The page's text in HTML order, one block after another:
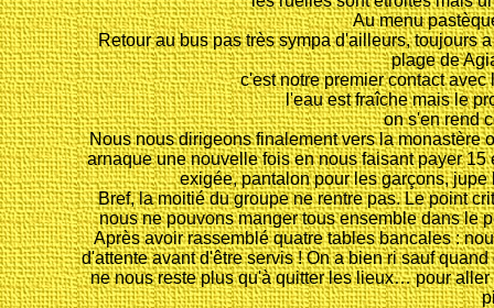
Au menu
Retour au bus pas très sympa d'ailleurs, toujours
plage de
c'est notre premier contact
l'eau est fraîche mais le
on s'en rend
Nous nous dirigeons finalement vers la monastère
arnaque une nouvelle fois en nous faisant payer
exigée, pantalon pour les garçons,
Bref, la moitié du groupe ne rentre pas. Le point
nous ne pouvons manger tous ensemble dans le
Après avoir rassemblé quatre tables bancales :
d'attente avant d'être servis ! On a bien ri sauf
ne nous reste plus qu'à quitter les lieux… pour